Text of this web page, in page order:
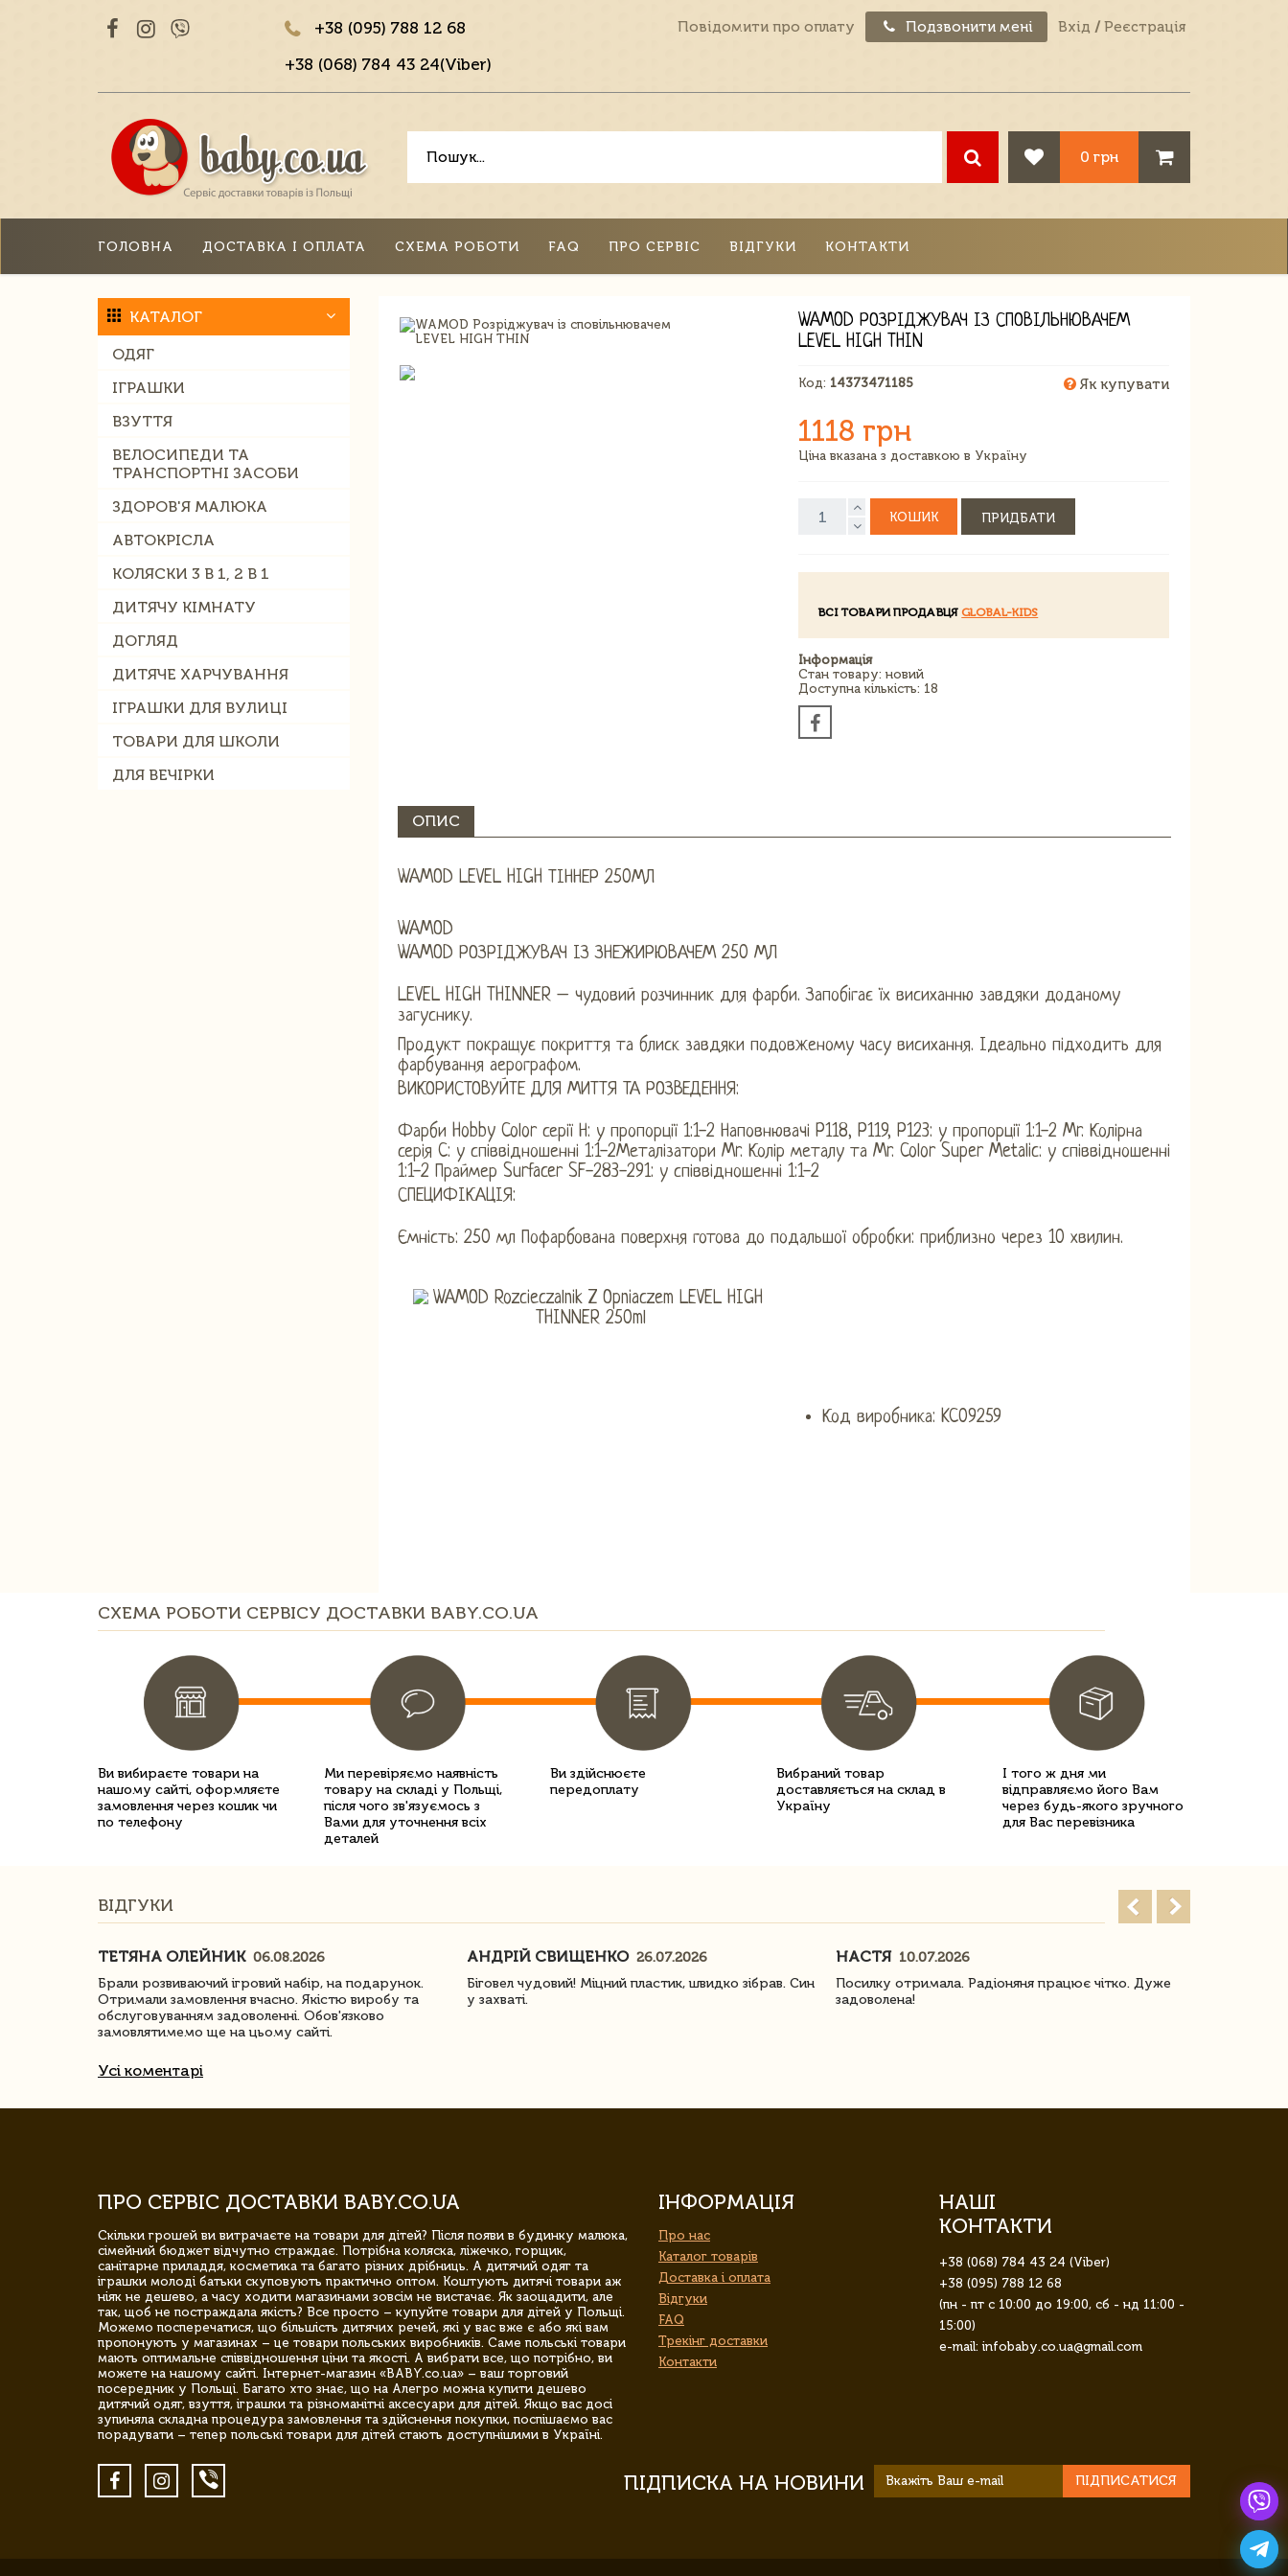
+38 (095) 788 12 68
+38 (068) 784 43 24(Viber)
Повідомити про оплату Подзвонити мені Вхід / Реєстрація
0 грн
ГОЛОВНА ДОСТАВКА І ОПЛАТА СХЕМА РОБОТИ FAQ ПРО СЕРВІС ВІДГУКИ КОНТАКТИ
КАТАЛОГ
ОДЯГ
ІГРАШКИ
ВЗУТТЯ
ВЕЛОСИПЕДИ ТА
ТРАНСПОРТНІ ЗАСОБИ
ЗДОРОВ'Я МАЛЮКА
АВТОКРІСЛА
КОЛЯСКИ 3 В 1, 2 В 1
ДИТЯЧУ КІМНАТУ
ДОГЛЯД
ДИТЯЧЕ ХАРЧУВАННЯ
ІГРАШКИ ДЛЯ ВУЛИЦІ
ТОВАРИ ДЛЯ ШКОЛИ
ДЛЯ ВЕЧІРКИ
WAMOD РОЗРІДЖУВАЧ ІЗ СПОВІЛЬНЮВАЧЕМ
LEVEL HIGH THIN
Код: 14373471185 Як купувати
1118 грн
Ціна вказана з доставкою в Україну
КОШИК ПРИДБАТИ
ВСІ ТОВАРИ ПРОДАВЦЯGLOBAL-KIDS
Інформація
Стан товару: новий
Доступна кількість: 18
ОПИС
WAMOD LEVEL HIGH ТІННЕР 250МЛ
WAMOD
WAMOD РОЗРІДЖУВАЧ ІЗ ЗНЕЖИРЮВАЧЕМ 250 МЛ
LEVEL HIGH THINNER – чудовий розчинник для фарби. Запобігає їх висиханню завдяки доданому
загуснику.
Продукт покращує покриття та блиск завдяки подовженому часу висихання. Ідеально підходить для
фарбування аерографом.
ВИКОРИСТОВУЙТЕ ДЛЯ МИТТЯ ТА РОЗВЕДЕННЯ:
Фарби Hobby Color серії Н: у пропорції 1:1-2 Наповнювачі P118, P119, P123: у пропорції 1:1-2 Mr. Колірна
серія C: у співвідношенні 1:1-2Металізатори Mr. Колір металу та Mr. Color Super Metalic: у співвідношенні
1:1-2 Праймер Surfacer SF-283-291: у співвідношенні 1:1-2
СПЕЦИФІКАЦІЯ:
Ємність: 250 мл Пофарбована поверхня готова до подальшої обробки: приблизно через 10 хвилин.
Код виробника: KC09259
СХЕМА РОБОТИ СЕРВІСУ ДОСТАВКИ BABY.CO.UA
Ви вибираєте товари на
нашому сайті, оформляєте
замовлення через кошик чи
по телефону
Ми перевіряємо наявність
товару на складі у Польщі,
після чого зв'язуємось з
Вами для уточнення всіх
деталей
Ви здійснюєте
передоплату
Вибраний товар
доставляється на склад в
Україну
І того ж дня ми
відправляємо його Вам
через будь-якого зручного
для Вас перевізника
ВІДГУКИ
ТЕТЯНА ОЛЕЙНИК 06.08.2026
Брали розвиваючий ігровий набір, на подарунок.
Отримали замовлення вчасно. Якістю виробу та
обслуговуванням задоволенні. Обов'язково
замовлятимемо ще на цьому сайті.
АНДРІЙ СВИЩЕНКО 26.07.2026
Біговел чудовий! Міцний пластик, швидко зібрав. Син
у захваті.
НАСТЯ 10.07.2026
Посилку отримала. Радіоняня працює чітко. Дуже
задоволена!
Усі коментарі
ПРО СЕРВІС ДОСТАВКИ BABY.CO.UA
Скільки грошей ви витрачаєте на товари для дітей? Після появи в будинку малюка,
сімейний бюджет відчутно страждає. Потрібна коляска, ліжечко, горщик,
санітарне приладдя, косметика та багато різних дрібниць. А дитячий одяг та
іграшки молоді батьки скуповують практично оптом. Коштують дитячі товари аж
ніяк не дешево, а часу ходити магазинами зовсім не вистачає. Як заощадити, але
так, щоб не постраждала якість? Все просто – купуйте товари для дітей у Польщі.
Можемо посперечатися, що більшість дитячих речей, які у вас вже є або які вам
пропонують у магазинах – це товари польських виробників. Саме польські товари
мають оптимальне співвідношення ціни та якості. А вибрати все, що потрібно, ви
можете на нашому сайті. Інтернет-магазин «BABY.co.ua» – ваш торговий
посередник у Польщі. Багато хто знає, що на Алегро можна купити дешево
дитячий одяг, взуття, іграшки та різноманітні аксесуари для дітей. Якщо вас досі
зупиняла складна процедура замовлення та здійснення покупки, поспішаємо вас
порадувати – тепер польські товари для дітей стають доступнішими в Україні.
ІНФОРМАЦІЯ
Про нас
Каталог товарів
Доставка і оплата
Відгуки
FAQ
Трекінг доставки
Контакти
НАШІ
КОНТАКТИ
+38 (068) 784 43 24 (Viber)
+38 (095) 788 12 68
(пн - пт с 10:00 до 19:00, сб - нд 11:00 -
15:00)
e-mail: infobaby.co.ua@gmail.com
ПІДПИСКА НА НОВИНИ ПІДПИСАТИСЯ